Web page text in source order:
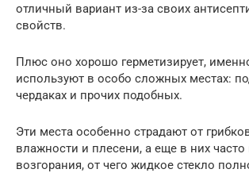
отличный вариант из-за своих
свойств.
Плюс оно хорошо герметизирует,
используют в особо сложных местах:
чердаках и прочих подобных.
Эти места особенно страдают от
влажности и плесени, а еще в них часто
возгорания, от чего жидкое стекло